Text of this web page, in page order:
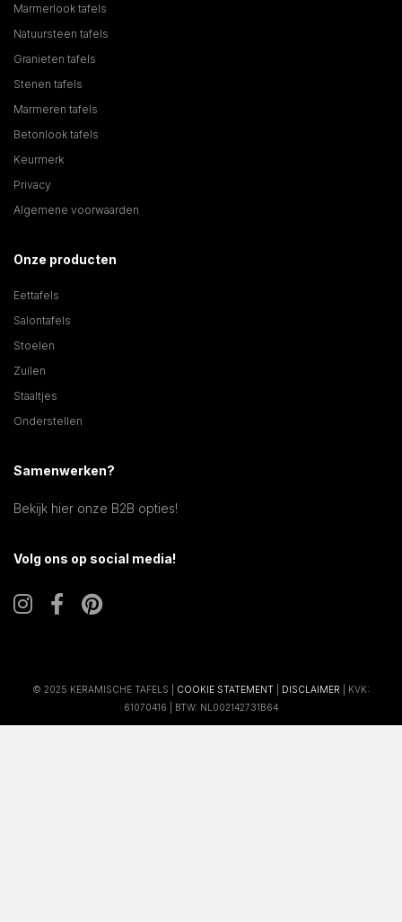
Marmerlook tafels
Natuursteen tafels
Granieten tafels
Stenen tafels
Marmeren tafels
Betonlook tafels
Keurmerk
Privacy
Algemene voorwaarden
Onze producten
Eettafels
Salontafels
Stoelen
Zuilen
Staaltjes
Onderstellen
Samenwerken?
Bekijk hier onze B2B opties!
Volg ons op social media!
© 2025 KERAMISCHE TAFELS | COOKIE STATEMENT DISCLAIMER | KVK:
61070416 | BTW: NL002142731B64